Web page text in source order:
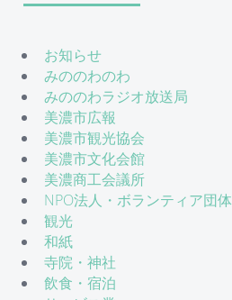
お知らせ
みののわのわ
みののわラジオ放送局
美濃市広報
美濃市観光協会
美濃市文化会館
美濃商工会議所
NPO法人・ボランティア団体
観光
和紙
寺院・神社
飲食・宿泊